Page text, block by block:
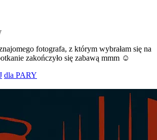
fotografa, z którym wybrałam się na
zakończyło się zabawą mmm ☺️
dla PARY